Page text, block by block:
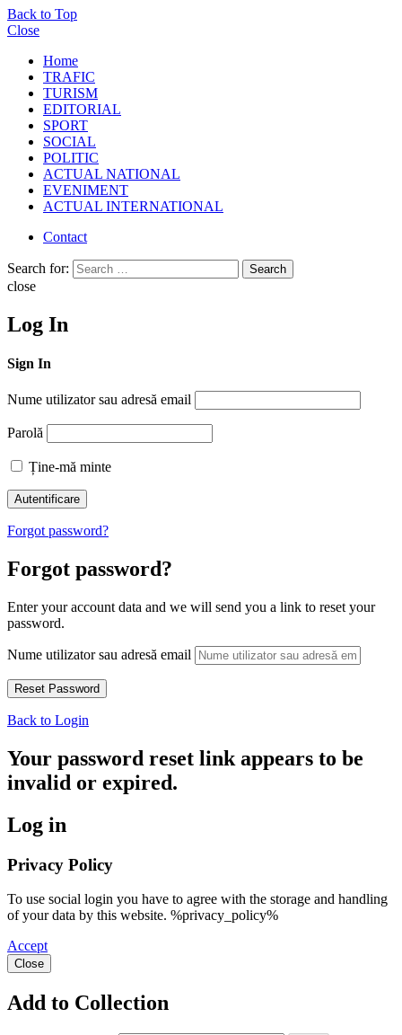
Back to Top
Close
Home
TRAFIC
TURISM
EDITORIAL
SPORT
SOCIAL
POLITIC
ACTUAL NATIONAL
EVENIMENT
ACTUAL INTERNATIONAL
Contact
Search for: Search
close
Log In
Sign In
Nume utilizator sau adresă email
Parolă
Ține-mă minte
Forgot password?
Forgot password?
Enter your account data and we will send you a link to reset your
password.
Nume utilizator sau adresă email
Back to Login
Your password reset link appears to be
invalid or expired.
Log in
Privacy Policy
To use social login you have to agree with the storage and handling
of your data by this website. %privacy_policy%
Accept
Close
Add to Collection